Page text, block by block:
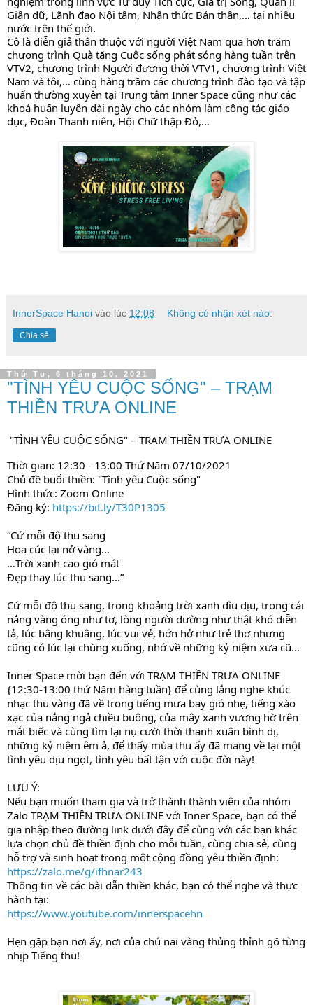
Giận dữ, Lãnh đạo Nội tâm, Nhận thức Bản thân,… tại nhiều
nước trên thế giới.
Cô là diễn giả thân thuộc với người Việt Nam qua hơn trăm
chương trình Quà tặng Cuộc sống phát sóng hàng tuần trên
VTV2, chương trình Người đương thời VTV1, chương trình Việt
Nam và tôi,… cùng hàng trăm các chương trình đào tạo và tập
huấn thường xuyên tại Trung tâm Inner Space cũng như các
khoá huấn luyện dài ngày cho các nhóm làm công tác giáo
dục, Đoàn Thanh niên, Hội Chữ thập Đỏ,…
InnerSpace Hanoi vào lúc 12:08 Không có nhận xét nào:
Chia sẻ
Thứ Tư, 6 tháng 10, 2021
"TÌNH YÊU CUỘC SỐNG" – TRẠM
THIỀN TRƯA ONLINE
"TÌNH YÊU CUỘC SỐNG" – TRẠM THIỀN TRƯA ONLINE
Thời gian: 12:30 - 13:00 Thứ Năm 07/10/2021
Chủ đề buổi thiền: "Tình yêu Cuộc sống"
Hình thức: Zoom Online
Đăng ký: https://bit.ly/T30P1305
“Cứ mỗi độ thu sang
Hoa cúc lại nở vàng…
…Trời xanh cao gió mát
Đẹp thay lúc thu sang...”
Cứ mỗi độ thu sang, trong khoảng trời xanh dìu dịu, trong cái
nắng vàng óng như tơ, lòng người dường như thật khó diễn
tả, lúc bâng khuâng, lúc vui vẻ, hớn hở như trẻ thơ nhưng
cũng có lúc lại chùng xuống, nhớ về những kỷ niệm xưa cũ…
Inner Space mời bạn đến với TRẠM THIỀN TRƯA ONLINE
{12:30-13:00 thứ Năm hàng tuần} để cùng lắng nghe khúc
nhạc thu vàng đã về trong tiếng mưa bay gió nhẹ, tiếng xào
xạc của nắng ngả chiều buông, của mây xanh vương hờ trên
mắt biếc và cùng tìm lại nụ cười thời thanh xuân bình dị,
những kỷ niệm êm ả, để thấy mùa thu ấy đã mang về lại một
tình yêu dịu ngọt, tình yêu bất tận với cuộc đời này!
LƯU Ý:
Nếu bạn muốn tham gia và trở thành thành viên của nhóm
Zalo TRẠM THIỀN TRƯA ONLINE với Inner Space, bạn có thể
gia nhập theo đường link dưới đây để cùng với các bạn khác
lựa chọn chủ đề thiền định cho mỗi tuần, cùng chia sẻ, cùng
hỗ trợ và sinh hoạt trong một cộng đồng yêu thiền định:
https://zalo.me/g/ifhnar243
Thông tin về các bài dẫn thiền khác, bạn có thể nghe và thực
hành tại:
https://www.youtube.com/innerspacehn
Hẹn gặp bạn nơi ấy, nơi của chú nai vàng thủng thỉnh gõ từng
nhịp Tiếng thu!